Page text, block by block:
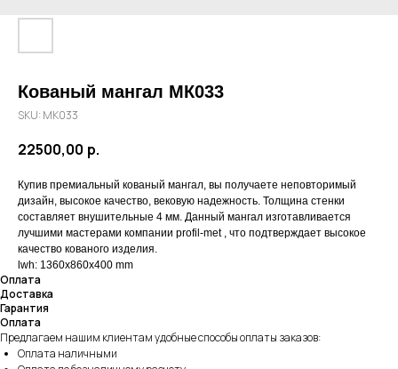
Кованый мангал МК033
SKU: МК033
22500,00 р.
Купив премиальный кованый мангал, вы получаете неповторимый
дизайн, высокое качество, вековую надежность. Толщина стенки
составляет внушительные 4 мм. Данный мангал изготавливается
лучшими мастерами компании profil-met , что подтверждает высокое
качество кованого изделия.
lwh: 1360x860x400 mm
Оплата
Доставка
Гарантия
Оплата
Предлагаем нашим клиентам удобные способы оплаты заказов:
Оплата наличными